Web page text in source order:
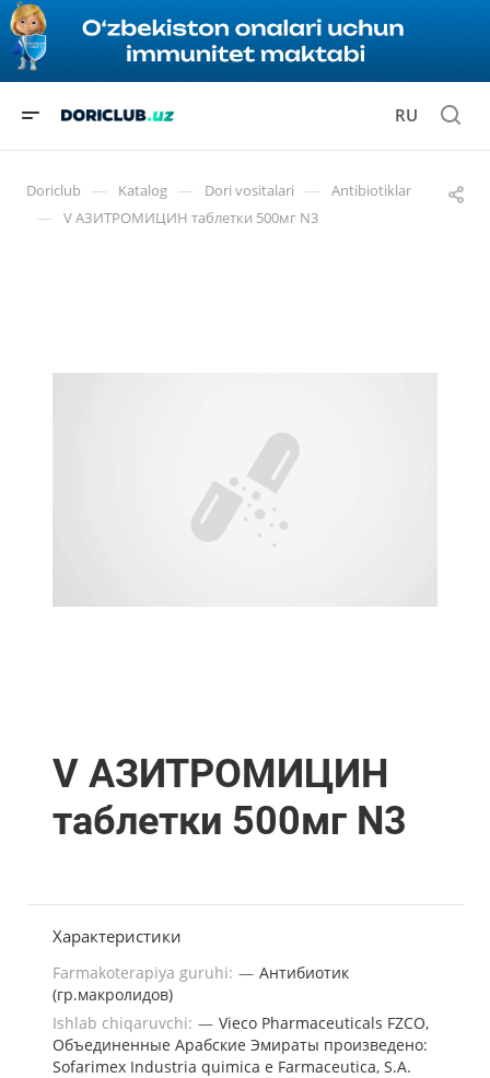
RU
Doriclub — Katalog — Dori vositalari — Antibiotiklar
— V АЗИТРОМИЦИН таблетки 500мг N3
V АЗИТРОМИЦИН
таблетки 500мг N3
Характеристики
Farmakoterapiya guruhi: — Антибиотик
(гр.макролидов)
Ishlab chiqaruvchi: — Vieco Pharmaceuticals FZCO,
Объединенные Арабские Эмираты произведено:
Sofarimex Industria quimica e Farmaceutica, S.A.